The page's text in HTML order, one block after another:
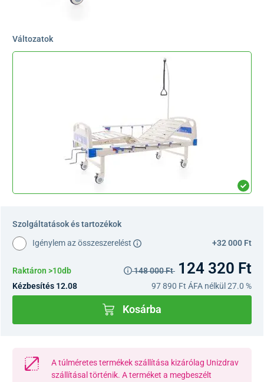
Változatok
Szolgáltatások és tartozékok
Igénylem az összeszerelést +32 000 Ft
Raktáron >10db 148 000 Ft 124 320 Ft
Kézbesítés 12.08 97 890 Ft ÁFA nélkül 27.0 %
Kosárba
A túlméretes termékek szállítása kizárólag Unizdrav
szállításal történik. A terméket a megbeszélt